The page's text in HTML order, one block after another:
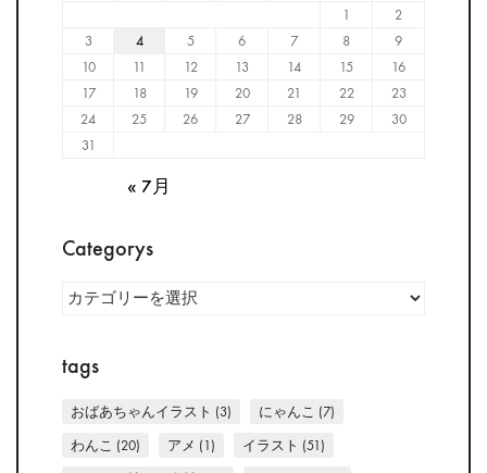
1
2
3
4 5 6 7 8
9
10
11 12 13 14 15
16
17
18 19 20 21 22
23
24
25 26 27 28 29
30
31
« 7月
Categorys
tags
おばあちゃんイラスト (3) にゃんこ (7)
わんこ (20) アメ (1) イラスト (51)